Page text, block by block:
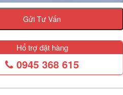
Gửi Tư Vấn
Hổ trợ đặt hàng
0945 368 615